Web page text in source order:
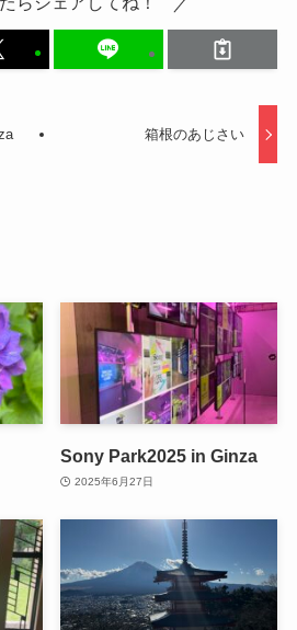
箱根のあじさい
Sony Park2025 in Ginza
2025年6月27日